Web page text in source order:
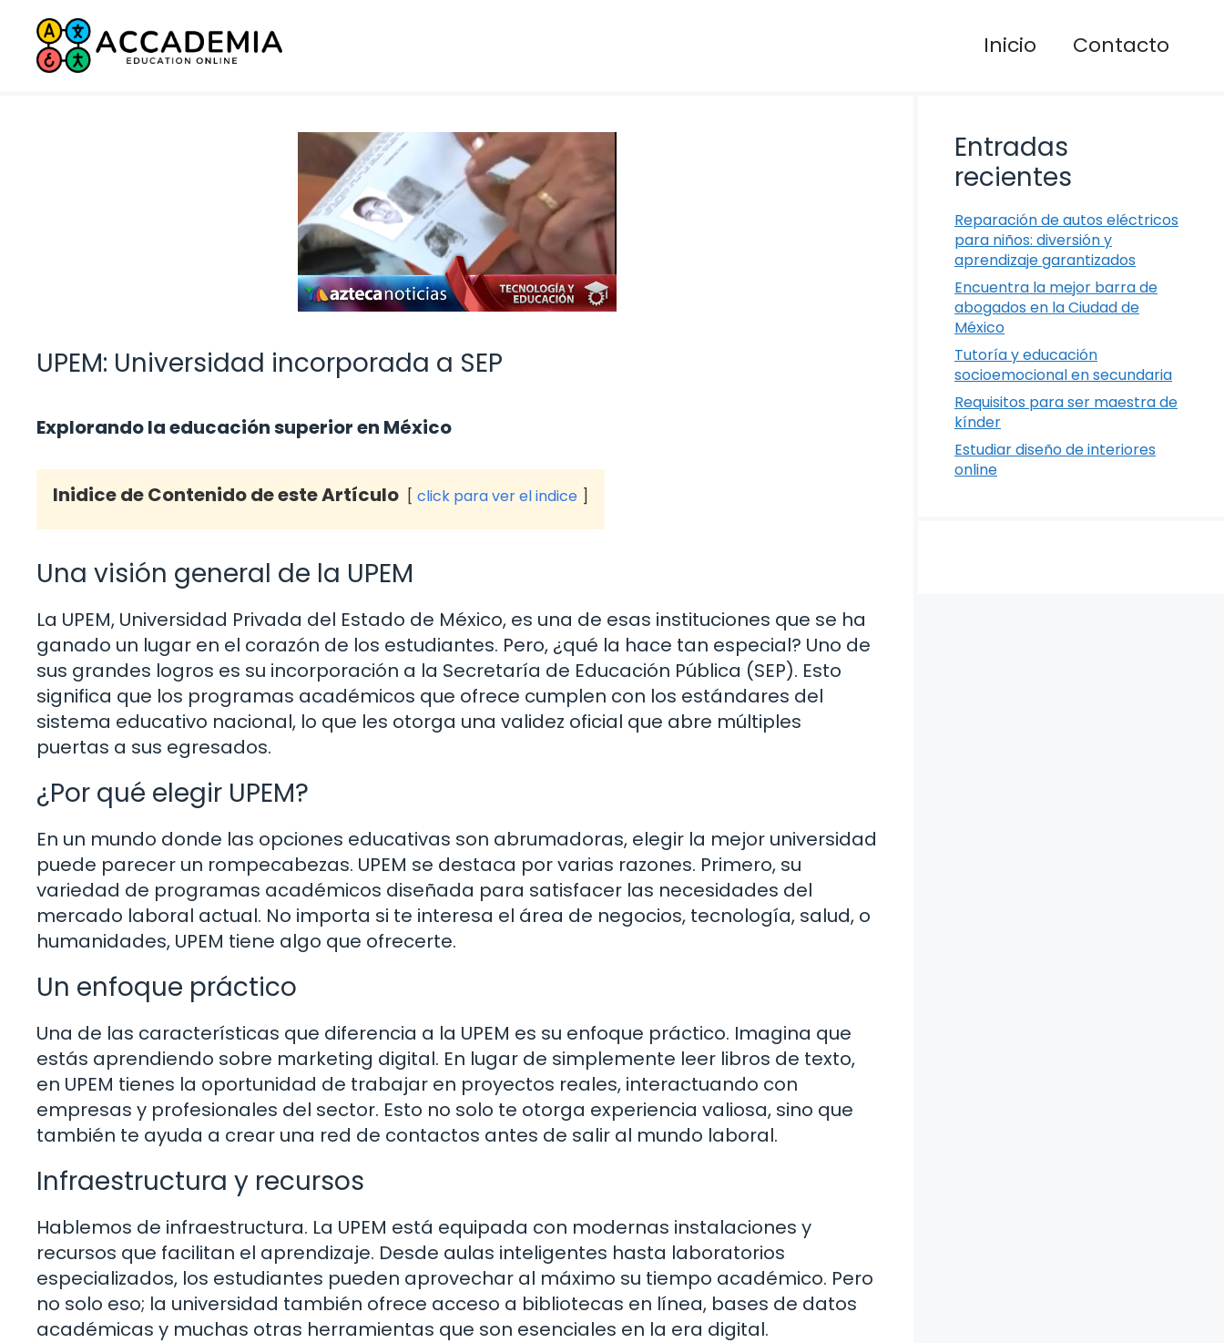
Saltar
contenido
Inicio Contacto
UPEM: Universidad incorporada a SEP
Explorando la educación superior en México
Inidice de Contenido de este Artículo click para ver el indice
Una visión general de la UPEM
La UPEM, Universidad Privada del Estado de México, es una de esas instituciones que se ha
ganado un lugar en el corazón de los estudiantes. Pero, ¿qué la hace tan especial? Uno de
sus grandes logros es su incorporación a la Secretaría de Educación Pública (SEP). Esto
significa que los programas académicos que ofrece cumplen con los estándares del
sistema educativo nacional, lo que les otorga una validez oficial que abre múltiples
puertas a sus egresados.
¿Por qué elegir UPEM?
En un mundo donde las opciones educativas son abrumadoras, elegir la mejor universidad
puede parecer un rompecabezas. UPEM se destaca por varias razones. Primero, su
variedad de programas académicos diseñada para satisfacer las necesidades del
mercado laboral actual. No importa si te interesa el área de negocios, tecnología, salud, o
humanidades, UPEM tiene algo que ofrecerte.
Un enfoque práctico
Una de las características que diferencia a la UPEM es su enfoque práctico. Imagina que
estás aprendiendo sobre marketing digital. En lugar de simplemente leer libros de texto,
en UPEM tienes la oportunidad de trabajar en proyectos reales, interactuando con
empresas y profesionales del sector. Esto no solo te otorga experiencia valiosa, sino que
también te ayuda a crear una red de contactos antes de salir al mundo laboral.
Infraestructura y recursos
Hablemos de infraestructura. La UPEM está equipada con modernas instalaciones y
recursos que facilitan el aprendizaje. Desde aulas inteligentes hasta laboratorios
especializados, los estudiantes pueden aprovechar al máximo su tiempo académico. Pero
no solo eso; la universidad también ofrece acceso a bibliotecas en línea, bases de datos
académicas y muchas otras herramientas que son esenciales en la era digital.
Entradas
recientes
Reparación de autos eléctricos
para niños: diversión y
aprendizaje garantizados
Encuentra la mejor barra de
abogados en la Ciudad de
México
Tutoría y educación
socioemocional en secundaria
Requisitos para ser maestra de
kínder
Estudiar diseño de interiores
online